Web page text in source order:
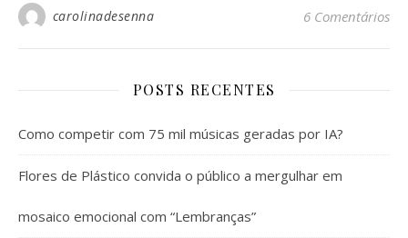
carolinadesenna 6 Comentários
POSTS RECENTES
Como competir com 75 mil músicas geradas por IA?
Flores de Plástico convida o público a mergulhar em
mosaico emocional com “Lembranças”